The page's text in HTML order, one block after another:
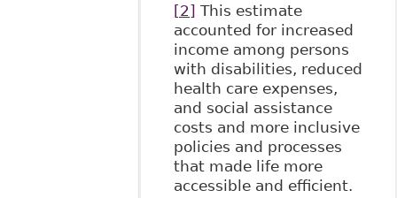
[2] This estimate
accounted for increased
income among persons
with disabilities, reduced
health care expenses,
and social assistance
costs and more inclusive
policies and processes
that made life more
accessible and efficient.